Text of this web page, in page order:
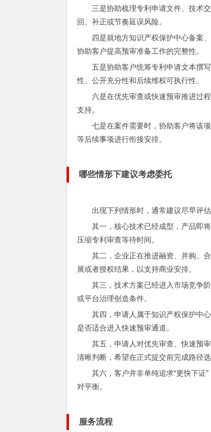
三是协助梳理专利申请文件、技术
回、补正或节奏延误风险。
四是就地方知识产权保护中心备案
协助客户提高预审准备工作的完整性。
五是协助客户统筹专利申请文本撰
性、公开充分性和后续维权可执行性。
六是在优先审查或快速预审推进过
支持。
七是在案件需要时，协助客户将该
等后续事项进行衔接安排。
哪些情形下建议考虑委托
出现下列情形时，通常建议尽早评
其一，核心技术已经成型，产品即
压缩专利审查等待时间。
其二，企业正在推进融资、并购、
展或者授权结果，以支持商业安排。
其三，技术方案已经进入市场竞争
或平台治理创造条件。
其四，申请人属于知识产权保护中
是否适合进入快速预审通道。
其五，申请人对优先审查、快速预
清晰判断，希望在正式提交前完成路径选
其六，客户并非单纯追求“更快下证
对平衡。
服务流程